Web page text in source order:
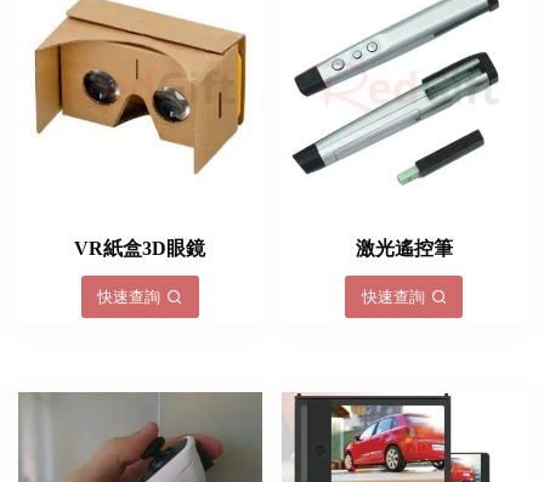
VR紙盒3D眼鏡
快速查詢
激光遙控筆
快速查詢